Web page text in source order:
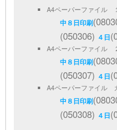
A4ペーパーファイル
中８日印刷
(050306) ４日
A4ペーパーファイル
中８日印刷
(050307) ４日
A4ペーパーファイル
中８日印刷
(050308) ４日